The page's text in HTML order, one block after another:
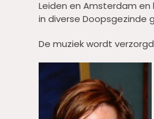
Leiden en Amsterdam
in diverse Doopsgezinde
De muziek wordt